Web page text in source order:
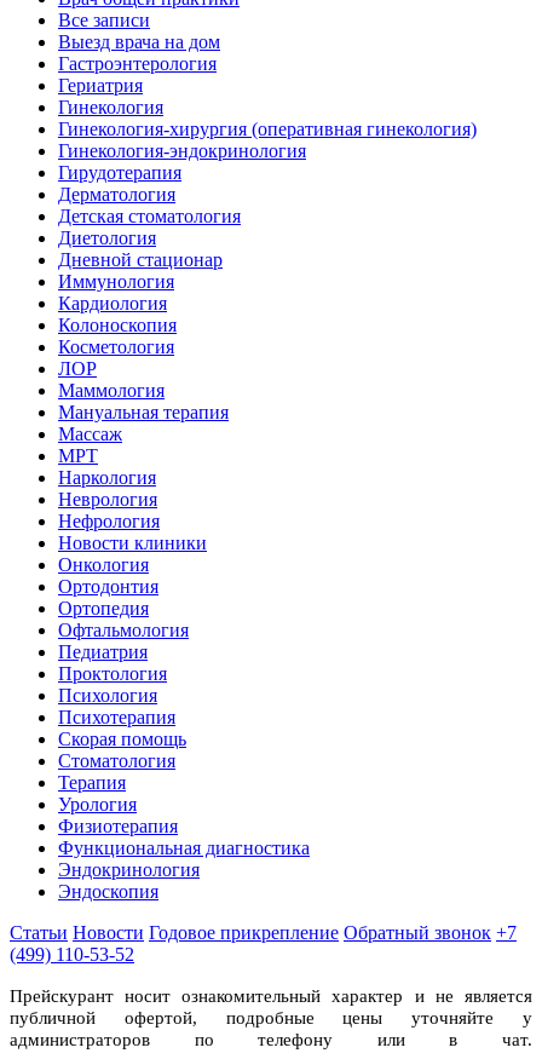
Все записи
Выезд врача на дом
Гастроэнтерология
Гериатрия
Гинекология
Гинекология-хирургия (оперативная гинекология)
Гинекология-эндокринология
Гирудотерапия
Дерматология
Детская стоматология
Диетология
Дневной стационар
Иммунология
Кардиология
Колоноскопия
Косметология
ЛОР
Маммология
Мануальная терапия
Массаж
МРТ
Наркология
Неврология
Нефрология
Новости клиники
Онкология
Ортодонтия
Ортопедия
Офтальмология
Педиатрия
Проктология
Психология
Психотерапия
Скорая помощь
Стоматология
Терапия
Урология
Физиотерапия
Функциональная диагностика
Эндокринология
Эндоскопия
Статьи Новости Годовое прикрепление Обратный звонок +7
(499) 110-53-52
Прейскурант носит ознакомительный характер и не является
публичной офертой, подробные цены уточняйте у
администраторов по телефону или в чат.